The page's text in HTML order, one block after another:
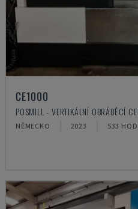
CE1000
POSMILL - VERTIKÁLNÍ OBRÁBĚCÍ
NĚMECKO 2023 533 HOD